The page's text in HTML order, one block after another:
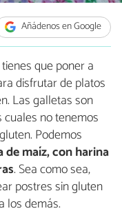
Añádenos en Google
que poner a
disfrutar de platos
Las galletas son
no tenemos
Podemos
de maíz, con harina
. Sea como sea,
postres sin gluten
los demás.